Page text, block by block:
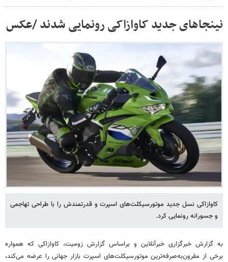
نینجاهای جدید کاوازاکی رونمایی شدند /عکس
کاوازاکی نسل جدید موتورسیکلت‌های اسپرت و قدرتمندش را با طراحی تهاجمی
و جسورانه رونمایی کرد.
به گزارش خبرگزاری خبرآنلاین و براساس گزارش زومیت، کاوازاکی که همواره
برخی از مقرون‌به‌صرفه‌ترین موتورسیکلت‌های اسپرت بازار جهانی را عرضه می‌کند،